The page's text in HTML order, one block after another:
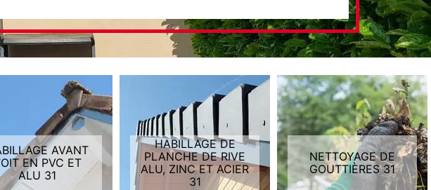
AVANT
EN PVC ET
ALU 31
HABILLAGE DE
PLANCHE DE RIVE
ALU, ZINC ET ACIER
31
NETTOYAGE DE
GOUTTIÈRES 31